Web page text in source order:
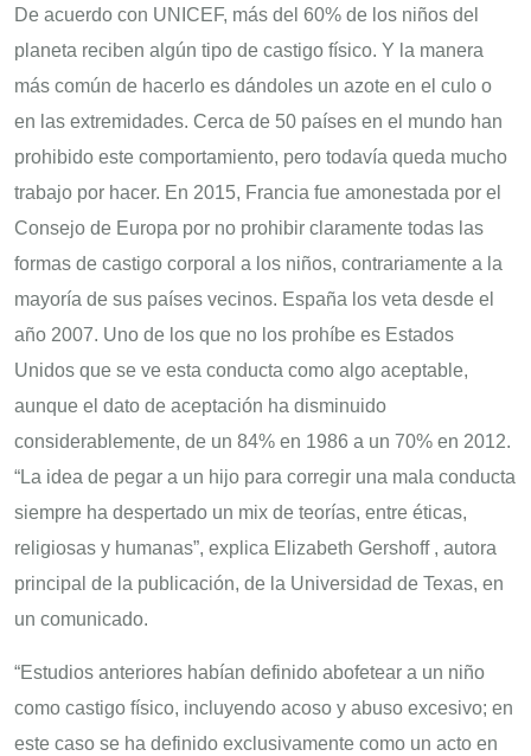
De acuerdo con UNICEF, más del 60% de los niños del
planeta reciben algún tipo de castigo físico. Y la manera
más común de hacerlo es dándoles un azote en el culo o
en las extremidades. Cerca de 50 países en el mundo han
prohibido este comportamiento, pero todavía queda mucho
trabajo por hacer. En 2015, Francia fue amonestada por el
Consejo de Europa por no prohibir claramente todas las
formas de castigo corporal a los niños, contrariamente a la
mayoría de sus países vecinos. España los veta desde el
año 2007. Uno de los que no los prohíbe es Estados
Unidos que se ve esta conducta como algo aceptable,
aunque el dato de aceptación ha disminuido
considerablemente, de un 84% en 1986 a un 70% en 2012.
“La idea de pegar a un hijo para corregir una mala conducta
siempre ha despertado un mix de teorías, entre éticas,
religiosas y humanas”, explica Elizabeth Gershoff , autora
principal de la publicación, de la Universidad de Texas, en
un comunicado.
“Estudios anteriores habían definido abofetear a un niño
como castigo físico, incluyendo acoso y abuso excesivo; en
este caso se ha definido exclusivamente como un acto en